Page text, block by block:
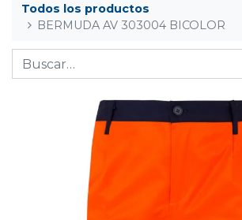
Todos los productos
BERMUDA AV 303004 BICOLOR